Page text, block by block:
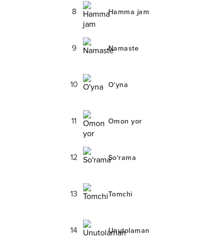
8 Hamma jam
9 Namaste
10 O'yna
11 Omon yor
12 So'rama
13 Tomchi
14 Unutolaman